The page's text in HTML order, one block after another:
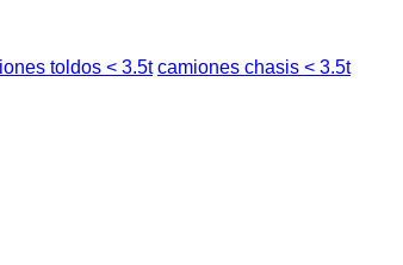
toldos < 3.5t camiones chasis < 3.5t